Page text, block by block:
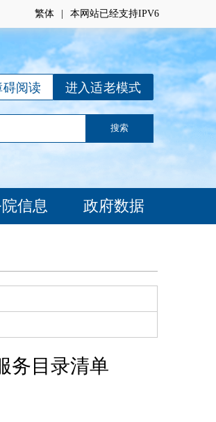
繁体 本网站已经支持IPV6
进入适老模式
碍阅读
信息 政府数据
务目录清单